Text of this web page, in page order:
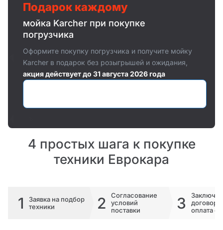
Подарок каждому
мойка Karcher при покупке
погрузчика
Оформите покупку погрузчика и получите мойку
Karcher в подарок без розыгрышей и ожидания,
акция действует до 31 августа 2026 года
4 простых шага к покупке
техники Еврокара
1
Заявка на подбор
техники
2
Согласование
условий
поставки
3
договора
оплата